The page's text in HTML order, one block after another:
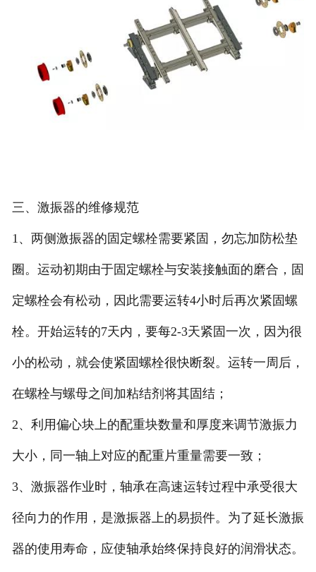
三、激振器的维修规范
1、两侧激振器的固定螺栓需要紧固，勿忘加防松垫
圈。运动初期由于固定螺栓与安装接触面的磨合，固
定螺栓会有松动，因此需要运转4小时后再次紧固螺
栓。开始运转的7天内，要每2-3天紧固一次，因为很
小的松动，就会使紧固螺栓很快断裂。运转一周后，
在螺栓与螺母之间加粘结剂将其固结；
2、利用偏心块上的配重块数量和厚度来调节激振力
大小，同一轴上对应的配重片重量需要一致；
3、激振器作业时，轴承在高速运转过程中承受很大
径向力的作用，是激振器上的易损件。为了延长激振
器的使用寿命，应使轴承始终保持良好的润滑状态。